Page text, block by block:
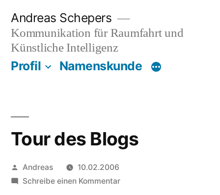
Inhalt
springen
Andreas Schepers
Kommunikation für Raumfahrt und
Künstliche Intelligenz
Profil Namenskunde
Tour des Blogs
Veröffentlicht
von
Andreas
10.02.2006
Schreibe einen Kommentarzu